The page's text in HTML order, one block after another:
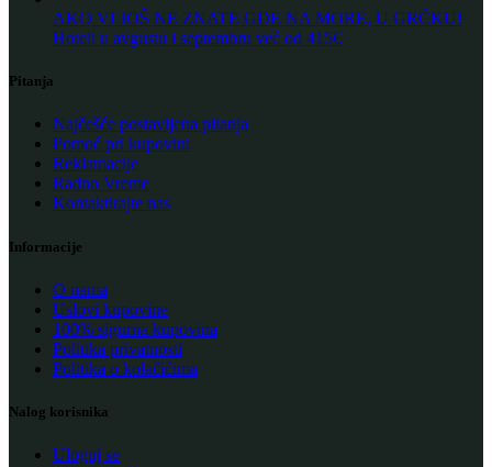
AKO VI JOŠ NE ZNATE GDE NA MORE, U GRČKU!
Hoteli u avgustu i septembru već od 415€
Pitanja
Najčešće postavljena pitanja
Pomoć pri kupovini
Reklamacije
Radno Vreme
Kontaktirajte nas
Informacije
O nama
Uslovi kupovine
100% sigurna kupovina
Politika privatnosti
Politika o kolačićima
Nalog korisnika
Uloguj se